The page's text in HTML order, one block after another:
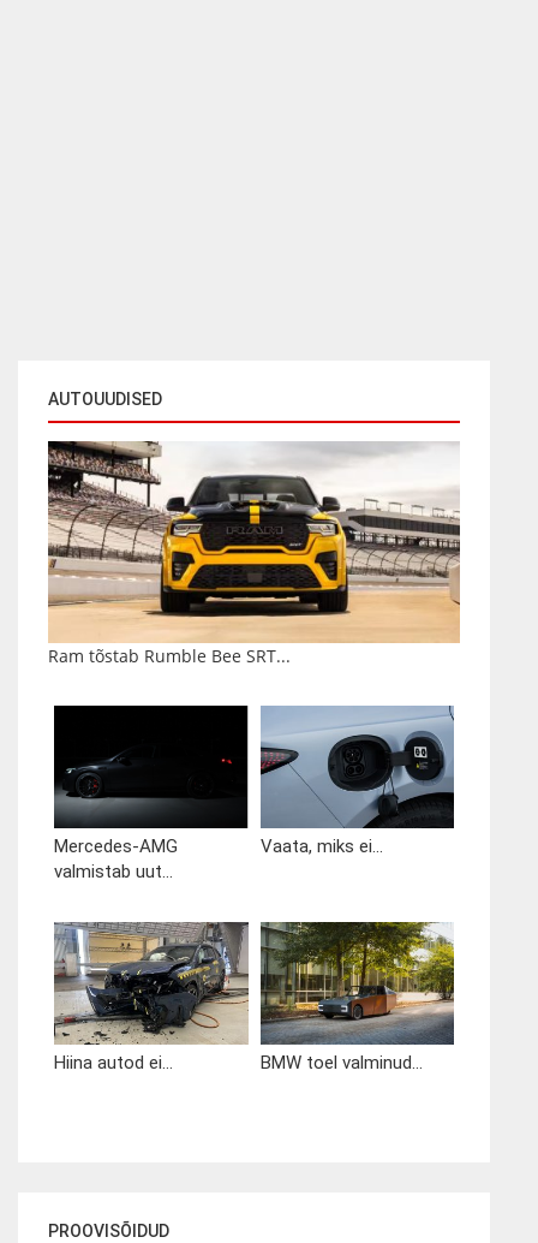
AUTOUUDISED
Ram tõstab Rumble Bee SRT...
Mercedes-AMG
valmistab uut...
Vaata, miks ei...
Hiina autod ei... BMW toel valminud...
PROOVISÕIDUD